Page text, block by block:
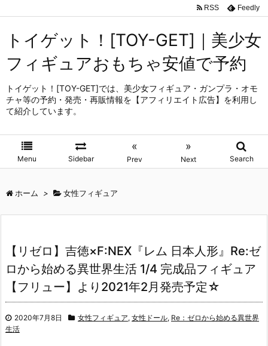
トイゲット！[TOY-GET]｜美少女
フィギュアおもちゃ安値で予約
トイゲット！[TOY-GET]では、美少女フィギュア・ガンプラ・オモ
チャ等の予約・発売・再販情報を【アフィリエイト広告】を利用し
て紹介しています。
Menu Sidebar
«
Prev
»
Next Search
RSS Feedly
ホーム > 女性フィギュア
【リゼロ】吉徳×F:NEX『レム 日本人形』Re:ゼ
ロから始める異世界生活 1/4 完成品フィギュア
【フリュー】より2021年2月発売予定☆
2020年7月8日 女性フィギュア, 女性ドール, Re：ゼロから始める異世界
生活